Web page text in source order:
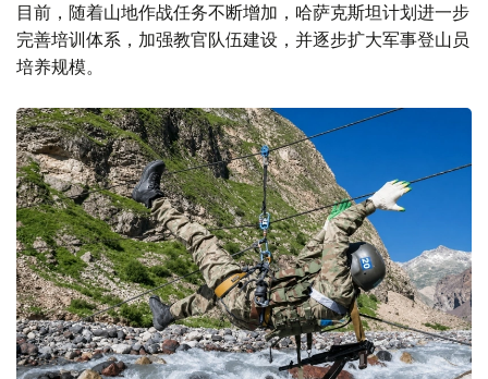
目前，随着山地作战任务不断增加，哈萨克斯坦计划进一步
完善培训体系，加强教官队伍建设，并逐步扩大军事登山员
培养规模。